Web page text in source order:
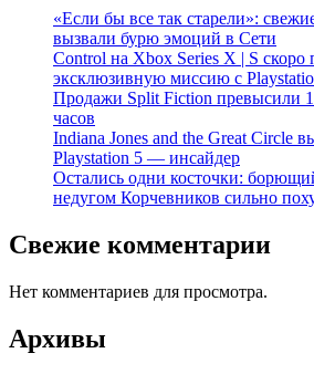
«Если бы все так старели»:
вызвали бурю эмоций в Сети
Control на Xbox Series X | S скоро
эксклюзивную миссию с
Продажи Split Fiction превысили
часов
Indiana Jones and the Great Circle
Playstation 5 — инсайдер
Остались одни косточки:
недугом Корчевников сильно
Свежие комментарии
Нет комментариев для просмотра.
Архивы